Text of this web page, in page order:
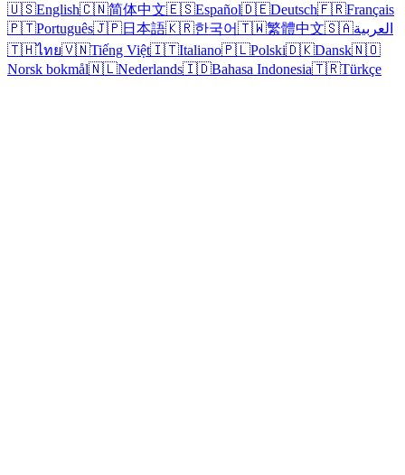
🇺🇸English🇨🇳简体中文🇪🇸Español🇩🇪Deutsch🇫🇷Français
🇵🇹Português🇯🇵日本語🇰🇷한국어🇹🇼繁體中文🇸🇦العربية
🇹🇭ไทย🇻🇳Tiếng Việt🇮🇹Italiano🇵🇱Polski🇩🇰Dansk🇳🇴
Norsk bokmål🇳🇱Nederlands🇮🇩Bahasa Indonesia🇹🇷Türkçe